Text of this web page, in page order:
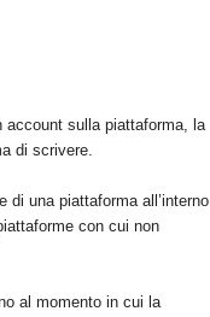
account sulla piattaforma, la
di scrivere.
di una piattaforma all’interno
con cui non
al momento in cui la